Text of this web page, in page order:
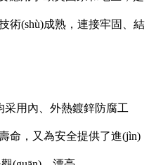
(shù)成熟，連接牢固、結
、外熱鍍鋅防腐工
壽命，又為安全提供了進(jìn)